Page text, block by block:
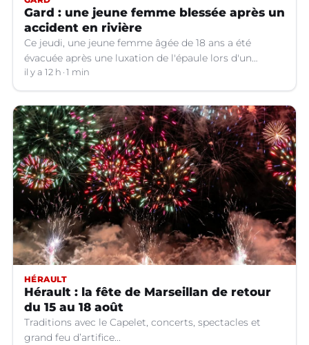
Gard : une jeune femme blessée après un
accident en rivière
Ce jeudi, une jeune femme âgée de 18 ans a été
évacuée après une luxation de l'épaule lors d'un
plongeon dans une rivière à Saint-André-de-
Valborgne (Gard).
il y a 12 h 1 min
HÉRAULT
Hérault : la fête de Marseillan de retour
du 15 au 18 août
Traditions avec le Capelet, concerts, spectacles et
grand feu d’artifice...